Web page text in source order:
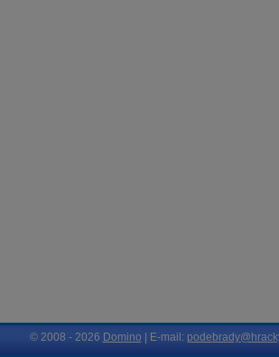
© 2008 - 2026 Domino | E-mail: